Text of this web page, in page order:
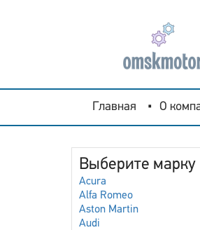
Главная О
Выберите марку
Acura
Alfa Romeo
Aston Martin
Audi